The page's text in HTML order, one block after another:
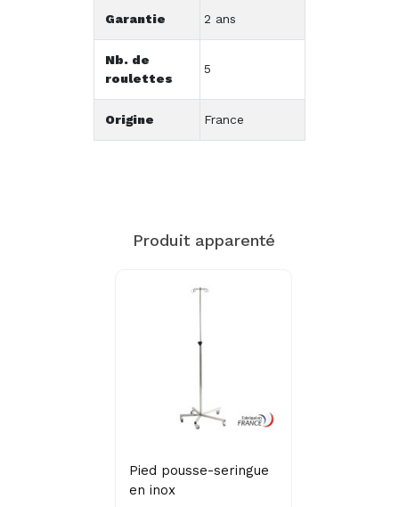
Garantie 2 ans
Nb. de
roulettes
5
Origine France
Produit apparenté
Pied pousse-seringue
en inox